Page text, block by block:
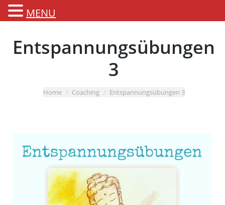
Entspannungsübungen
3
You are here:
Home Coaching Entspannungsübungen 3
MENU